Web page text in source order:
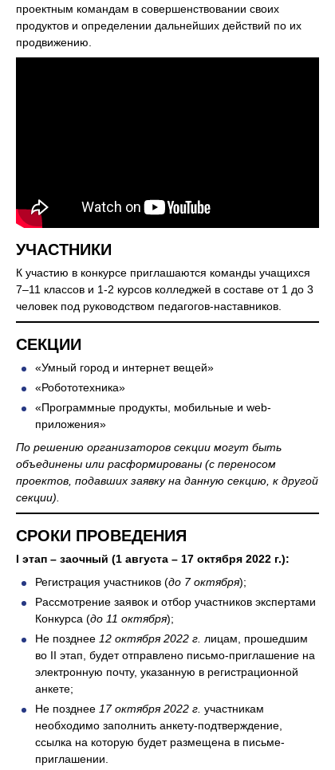
проектным командам в совершенствовании своих
продуктов и определении дальнейших действий по их
продвижению.
УЧАСТНИКИ
К участию в конкурсе приглашаются команды учащихся
7–11 классов и 1-2 курсов колледжей в составе от 1 до 3
человек под руководством педагогов-наставников.
СЕКЦИИ
«Умный город и интернет вещей»
«Робототехника»
«Программные продукты, мобильные и web-
приложения»
По решению организаторов секции могут быть
объединены или расформированы (с переносом
проектов, подавших заявку на данную секцию, к другой
секции).
СРОКИ ПРОВЕДЕНИЯ
I этап – заочный (1 августа – 17 октября 2022 г.):
Регистрация участников (до 7 октября);
Рассмотрение заявок и отбор участников экспертами
Конкурса (до 11 октября);
Не позднее 12 октября 2022 г. лицам, прошедшим
во II этап, будет отправлено письмо-приглашение на
электронную почту, указанную в регистрационной
анкете;
Не позднее 17 октября 2022 г. участникам
необходимо заполнить анкету-подтверждение,
ссылка на которую будет размещена в письме-
приглашении.